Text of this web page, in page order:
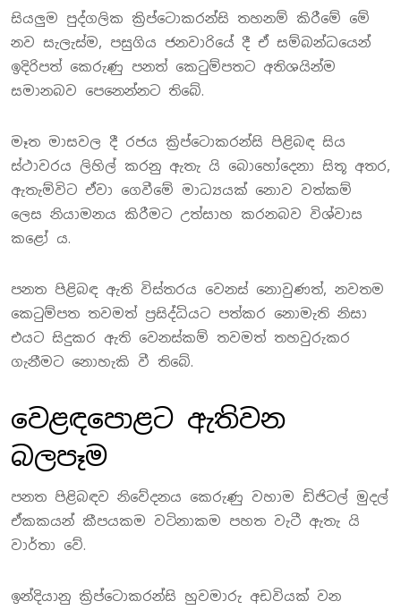
සියලුම පුද්ගලික ක්‍රිප්ටොකරන්සි තහනම් කිරීමේ මේ
නව සැලැස්ම, පසුගිය ජනවාරියේ දී ඒ සම්බන්ධයෙන්
ඉදිරිපත් කෙරුණු පනත් කෙටුම්පතට අතිශයින්ම
සමානබව පෙනෙන්නට තිබේ.
මෑත මාසවල දී රජය ක්‍රිප්ටොකරන්සි පිළිබඳ සිය
ස්ථාවරය ලිහිල් කරනු ඇතැ යි බොහෝදෙනා සිතූ අතර,
ඇතැම්විට ඒවා ගෙවීමේ මාධ්‍යයක් නොව වත්කම්
ලෙස නියාමනය කිරීමට උත්සාහ කරනබව විශ්වාස
කළෝ ය.
පනත පිළිබඳ ඇති විස්තරය වෙනස් නොවුණත්, නවතම
කෙටුම්පත තවමත් ප්‍රසිද්ධියට පත්කර නොමැති නිසා
එයට සිදුකර ඇති වෙනස්කම් තවමත් තහවුරුකර
ගැනීමට නොහැකි වී තිබේ.
වෙළඳපොළට ඇතිවන
බලපෑම
පනත පිළිබඳව නිවේදනය කෙරුණු වහාම ඩිජිටල් මුදල්
ඒකකයන් කීපයකම වටිනාකම පහත වැටී ඇතැ යි
වාර්තා වේ.
ඉන්දියානු ක්‍රිප්ටොකරන්සි හුවමාරු අඩවියක් වන